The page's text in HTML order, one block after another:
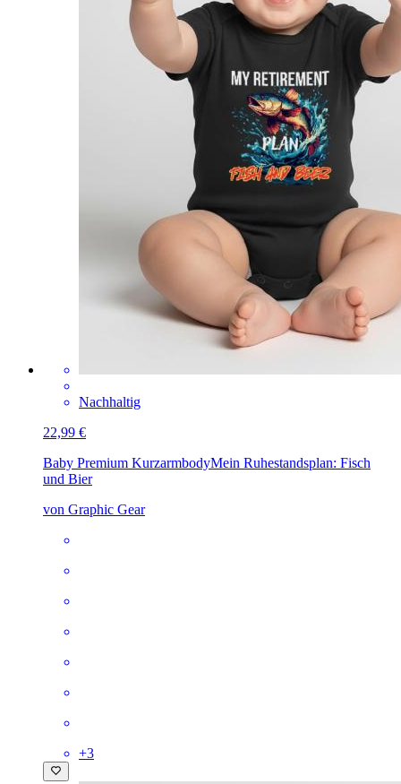
Nachhaltig
22,99 €
Baby Premium KurzarmbodyMein Ruhestandsplan: Fisch
und Bier
von Graphic Gear
+3